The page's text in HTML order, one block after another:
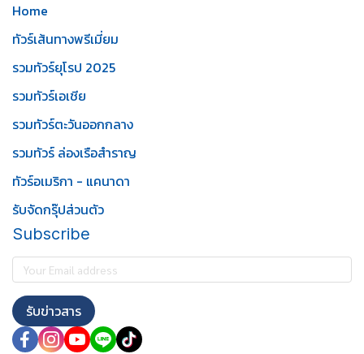
Home
ทัวร์เส้นทางพรีเมี่ยม
รวมทัวร์ยุโรป 2025
รวมทัวร์เอเชีย
รวมทัวร์ตะวันออกกลาง
รวมทัวร์ ล่องเรือสำราญ
ทัวร์อเมริกา - แคนาดา
รับจัดกรุ๊ปส่วนตัว
Subscribe
รับข่าวสาร